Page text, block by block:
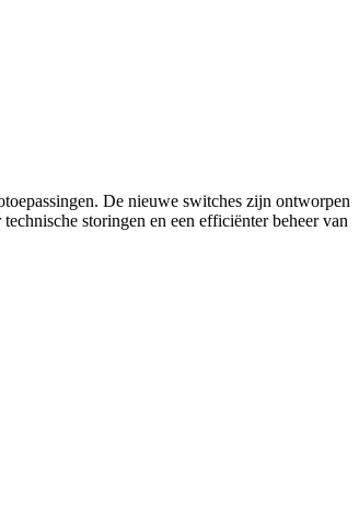
De nieuwe switches zijn ontworpen
storingen en een efficiënter beheer van